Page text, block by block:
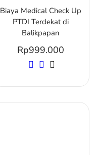
Biaya Medical Check Up
PTDI Terdekat di
Balikpapan
Rp999.000